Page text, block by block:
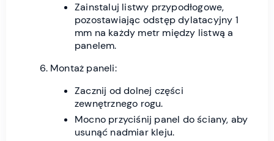
Zainstaluj listwy przypodłogowe,
pozostawiając odstęp dylatacyjny 1
mm na każdy metr między listwą a
panelem.
Montaż paneli:
Zacznij od dolnej części
zewnętrznego rogu.
Mocno przyciśnij panel do ściany, aby
usunąć nadmiar kleju.